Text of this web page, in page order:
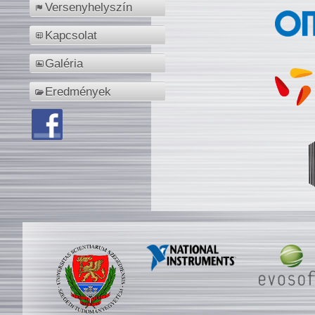
Versenyhelyszín
Kapcsolat
Galéria
Eredmények